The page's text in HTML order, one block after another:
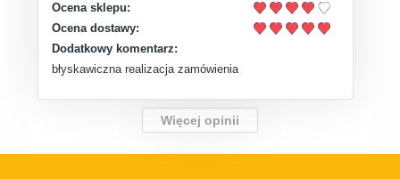
Ocena sklepu:
Ocena dostawy:
Dodatkowy komentarz:
błyskawiczna realizacja zamówienia
Więcej opinii